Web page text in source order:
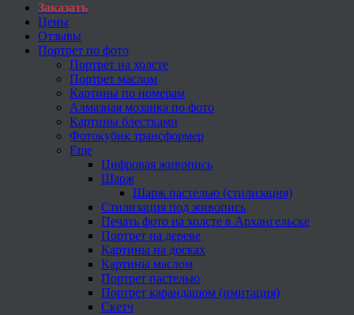
Заказать
Цены
Отзывы
Портрет по фото
Портрет на холсте
Портрет маслом
Картины по номерам
Алмазная мозаика по фото
Картины блестками
Фотокубик трансформер
Еще
Цифровая живопись
Шарж
Шарж пастелью (стилизация)
Стилизация под живопись
Печать фото на холсте в Архангельске
Портрет на дереве
Картины на досках
Картины маслом
Портрет пастелью
Портрет карандашом (имитация)
Скетч